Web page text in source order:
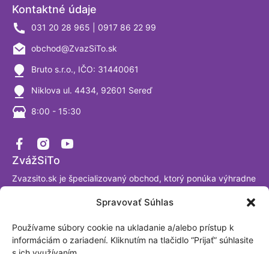
Spravovať Súhlas
Používame súbory cookie na ukladanie a/alebo prístup k
informáciám o zariadení. Kliknutím na tlačidlo “Prijať” súhlasite
ZvážSiTo
Zvazsito.sk je špecializovaný obchod, ktorý ponúka výhradne
predaju digitálnych váh už viac ako 30 rokov a sme
akreditované laboratórium podľa ISO/IEC 17025:2017.
Fakturačná adresa: BRUTO, spol. s.r.o. Nová Trnavská 913
Kontaktné údaje
031 20 28 965 | 0917 86 22 99
obchod@ZvazSiTo.sk
Bruto s.r.o., IČO: 31440061
Niklova ul. 4434, 92601 Sereď
8:00 - 15:30